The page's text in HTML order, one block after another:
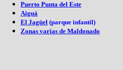
Puerto Punta del Este
Aiguá
El Jagüel (parque infantil)
Zonas varias de Maldonado